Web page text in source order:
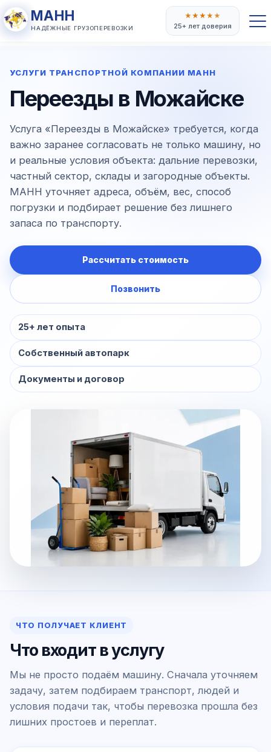
МАНН
НАДЁЖНЫЕ ГРУЗОПЕРЕВОЗКИ
★★★★★
25+ лет доверия
УСЛУГИ ТРАНСПОРТНОЙ КОМПАНИИ МАНН
Переезды в Можайске
Услуга «Переезды в Можайске» требуется, когда
важно заранее согласовать не только машину, но
и реальные условия объекта: дальние перевозки,
частный сектор, склады и загородные объекты.
МАНН уточняет адреса, объём, вес, способ
погрузки и подбирает решение без лишнего
запаса по транспорту.
Рассчитать стоимость
Позвонить
25+ лет опыта
Собственный автопарк
Документы и договор
ЧТО ПОЛУЧАЕТ КЛИЕНТ
Что входит в услугу
Мы не просто подаём машину. Сначала уточняем
задачу, затем подбираем транспорт, людей и
условия подачи так, чтобы перевозка прошла без
лишних простоев и переплат.